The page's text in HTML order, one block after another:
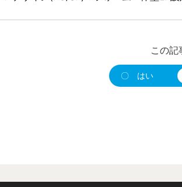
この記
〇 はい